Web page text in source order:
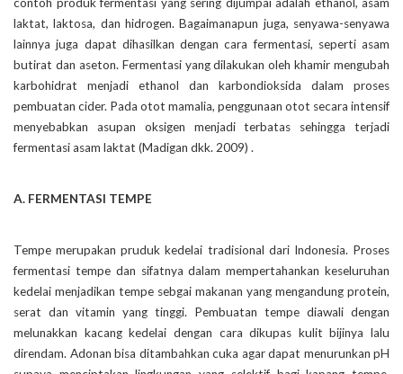
contoh produk fermentasi yang sering dijumpai adalah ethanol, asam
laktat, laktosa, dan hidrogen. Bagaimanapun juga, senyawa-senyawa
lainnya juga dapat dihasilkan dengan cara fermentasi, seperti asam
butirat dan aseton. Fermentasi yang dilakukan oleh khamir mengubah
karbohidrat menjadi ethanol dan karbondioksida dalam proses
pembuatan cider. Pada otot mamalia, penggunaan otot secara intensif
menyebabkan asupan oksigen menjadi terbatas sehingga terjadi
fermentasi asam laktat (Madigan dkk. 2009) .
A. FERMENTASI TEMPE
Tempe merupakan pruduk kedelai tradisional dari Indonesia. Proses
fermentasi tempe dan sifatnya dalam mempertahankan keseluruhan
kedelai menjadikan tempe sebgai makanan yang mengandung protein,
serat dan vitamin yang tinggi. Pembuatan tempe diawali dengan
melunakkan kacang kedelai dengan cara dikupas kulit bijinya lalu
direndam. Adonan bisa ditambahkan cuka agar dapat menurunkan pH